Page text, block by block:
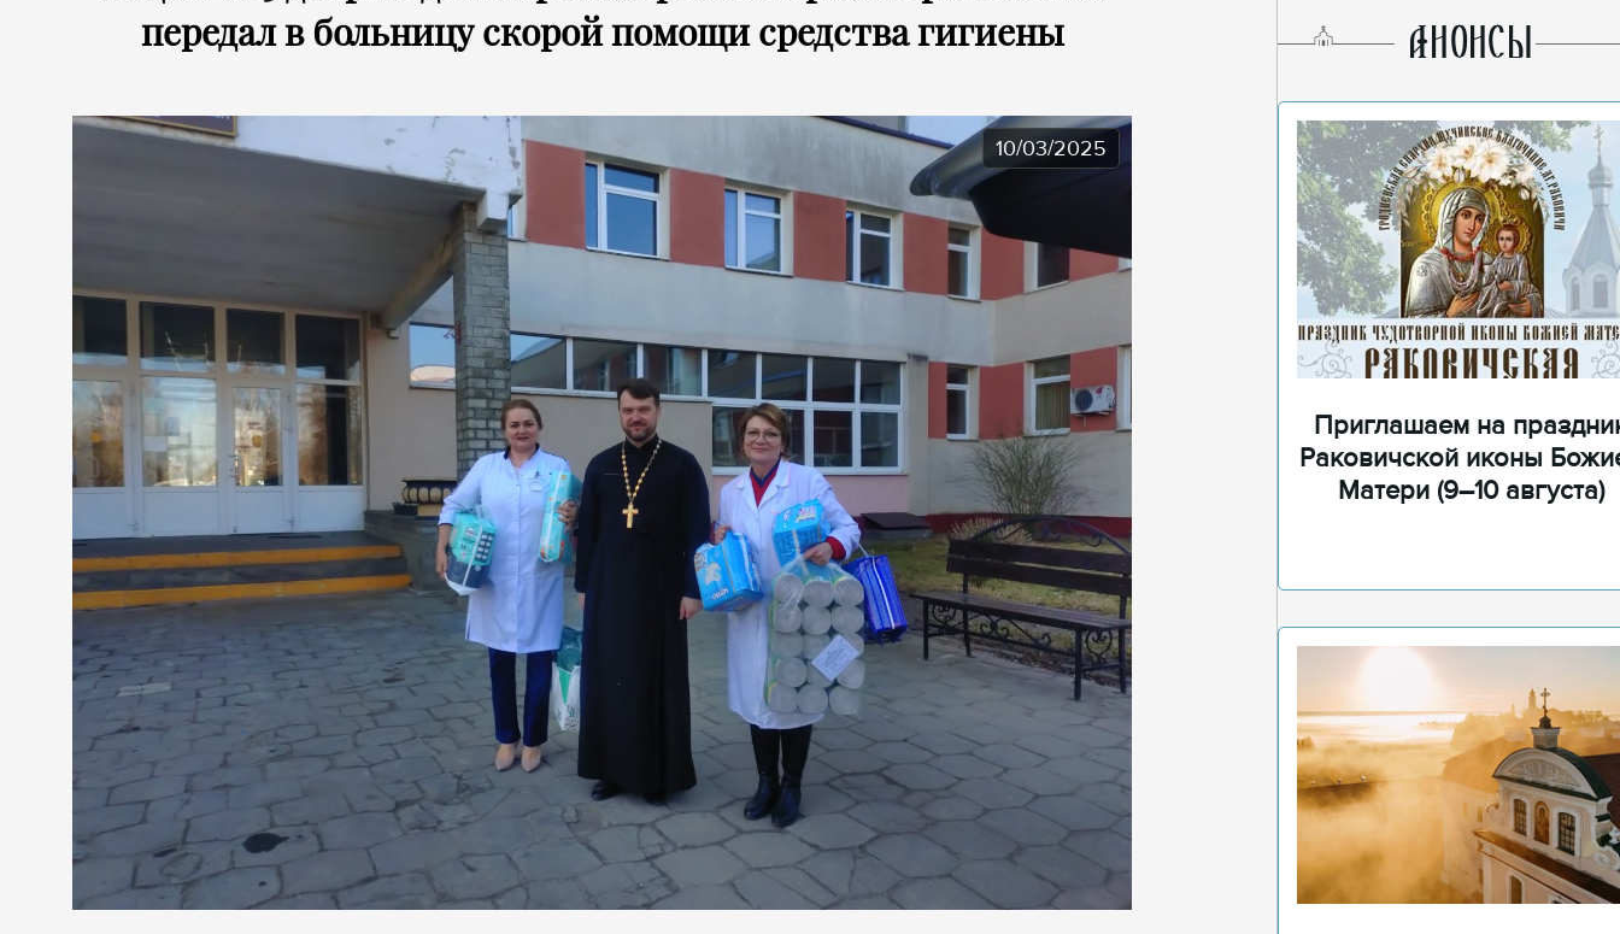
передал в больницу скорой помощи средства гигиены
10/03/2025
AНОНСЫ
Приглашаем на
Раковичской иконы
Матери (9–10 августа)